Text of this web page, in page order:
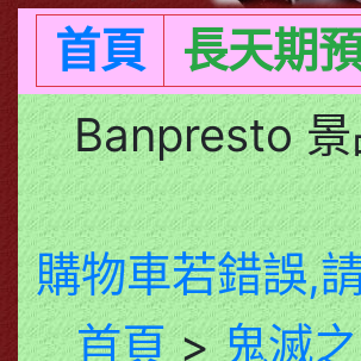
首頁 長天期
Banpresto 景
購物車若錯誤,
首頁>鬼滅